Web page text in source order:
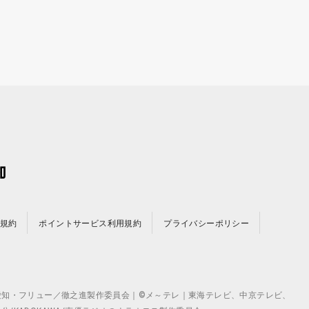
約 ポイントサービス利用規約 プライバシーポリシー
フリュー／徹之進製作委員会｜©メ～テレ｜東海テレビ、中京テレビ、